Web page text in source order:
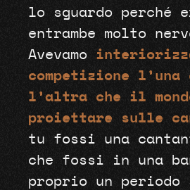
lo sguardo perché
entrambe molto
Avevamo
competizione l’una
l’altra che il
proiettare sulle
tu fossi una
che fossi in una
proprio un periodo